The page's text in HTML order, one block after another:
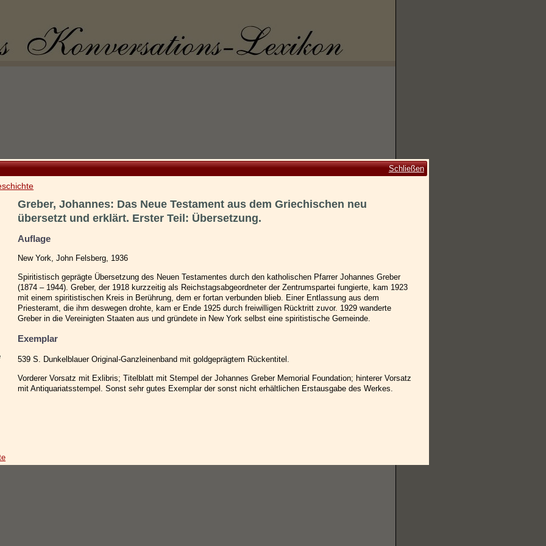
Schließen
Greber, Johannes: Das Neue Testament aus dem Griechischen neu
übersetzt und erklärt. Erster Teil: Übersetzung.
Auflage
New York, John Felsberg, 1936
Spiritistisch geprägte Übersetzung des Neuen Testamentes durch den katholischen Pfarrer Johannes Greber
(1874 – 1944). Greber, der 1918 kurzzeitig als Reichstagsabgeordneter der Zentrumspartei fungierte, kam 1923
mit einem spiritistischen Kreis in Berührung, dem er fortan verbunden blieb. Einer Entlassung aus dem
Priesteramt, die ihm deswegen drohte, kam er Ende 1925 durch freiwilligen Rücktritt zuvor. 1929 wanderte
Greber in die Vereinigten Staaten aus und gründete in New York selbst eine spiritistische Gemeinde.
Exemplar
539 S. Dunkelblauer Original-Ganzleinenband mit goldgeprägtem Rückentitel.
Vorderer Vorsatz mit Exlibris; Titelblatt mit Stempel der Johannes Greber Memorial Foundation; hinterer Vorsatz
mit Antiquariatsstempel. Sonst sehr gutes Exemplar der sonst nicht erhältlichen Erstausgabe des Werkes.